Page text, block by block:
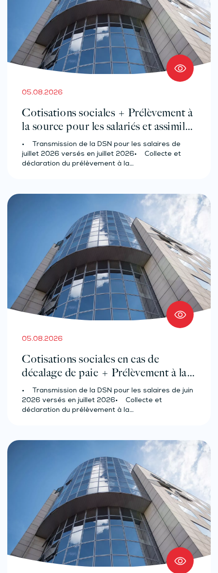
05.08.2026
Cotisations sociales + Prélèvement à
la source pour les salariés et assimilés
(effectif d’au moins 50 salariés)
• Transmission de la DSN pour les salaires de
juillet 2026 versés en juillet 2026• Collecte et
déclaration du prélèvement à la…
05.08.2026
Cotisations sociales en cas de
décalage de paie + Prélèvement à la
source des salariés et assimilés
(effectif d’au moins 50 salariés)
• Transmission de la DSN pour les salaires de juin
2026 versés en juillet 2026• Collecte et
déclaration du prélèvement à la…